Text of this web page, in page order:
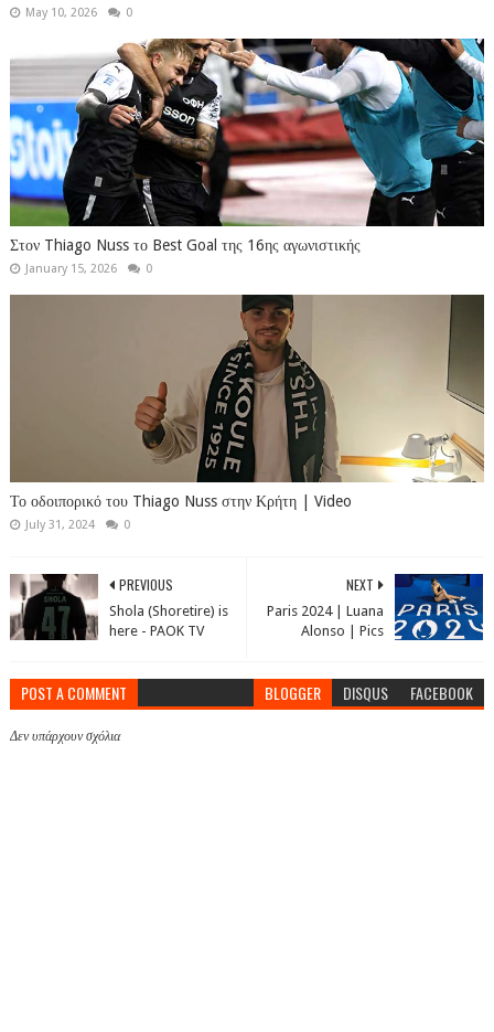
May 10, 2026 0
Στον Thiago Nuss το Best Goal της 16ης αγωνιστικής
January 15, 2026 0
Το οδοιπορικό του Thiago Nuss στην Κρήτη | Video
July 31, 2024 0
NEXT
Paris 2024 | Luana
Alonso | Pics
PREVIOUS
Shola (Shoretire) is
here - PAOK TV
POST A COMMENT BLOGGER DISQUS FACEBOOK
Δεν υπάρχουν σχόλια